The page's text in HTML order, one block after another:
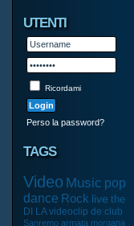
UTENTI
Ricordami
Perso la password?
TAGS
Video Music pop
dance Rock live the
DI LA videoclip de club
Sanremo armata morgana